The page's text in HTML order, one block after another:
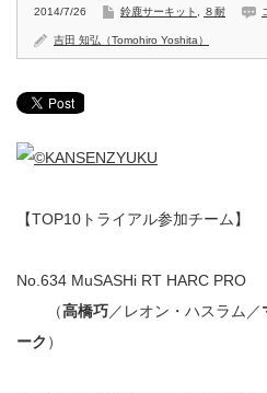
2014/7/26 鈴鹿サーキット ８耐
吉田 知弘（Tomohiro Yoshita）
【TOP10トライアル参加チーム】
No.634 MuSASHi RT HARC PRO
（高橋巧／レオン・ハスラム／
ーク ）